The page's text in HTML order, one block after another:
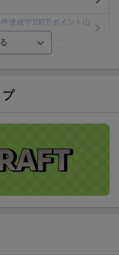
達成で100万ポイント山
貸切公演ペアチケット